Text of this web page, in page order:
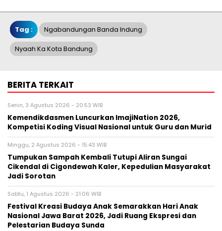
Tag : Ngabandungan Banda Indung
Nyaah Ka Kota Bandung
BERITA TERKAIT
Senin, 3 Agustus 2026 - 20:53 WIB
Kemendikdasmen Luncurkan ImajiNation 2026,
Kompetisi Koding Visual Nasional untuk Guru dan Murid
Minggu, 2 Agustus 2026 - 15:43 WIB
Tumpukan Sampah Kembali Tutupi Aliran Sungai
Cikendal di Cigondewah Kaler, Kepedulian Masyarakat
Jadi Sorotan
Sabtu, 1 Agustus 2026 - 21:06 WIB
Festival Kreasi Budaya Anak Semarakkan Hari Anak
Nasional Jawa Barat 2026, Jadi Ruang Ekspresi dan
Pelestarian Budaya Sunda